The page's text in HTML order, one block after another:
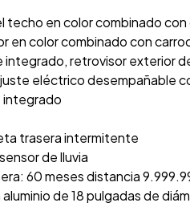
techo en color combinado con
en color combinado con
retrovisor exterior
eléctrico desempañable
trasera intermitente
de lluvia
60 meses distancia
de 18 pulgadas de